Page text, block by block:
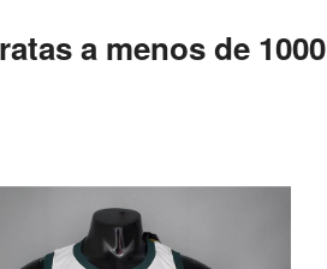
a menos de 1000